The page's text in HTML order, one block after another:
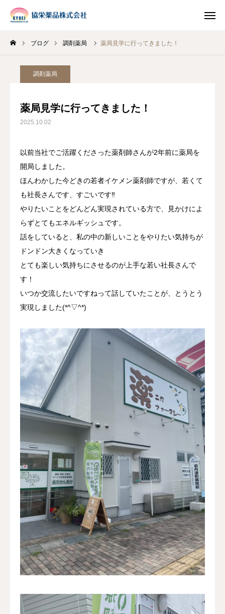
ブログ 調剤薬局 薬局見学に行ってきました！
調剤薬局
薬局見学に行ってきました！
2025.10.02
以前当社でご活躍くださった薬剤師さんが2年前に薬局を
開局しました。
ほんわかした今どきの若者イケメン薬剤師ですが、若くて
も社長さんです、すごいです‼
やりたいことをどんどん実現されている方で、見かけによ
らずとてもエネルギッシュです。
話をしていると、私の中の新しいことをやりたい気持ちが
ドンドン大きくなっていき
とても楽しい気持ちにさせるのが上手な若い社長さんで
す！
いつか交流したいですねって話していたことが、とうとう
実現しました(*^▽^*)
INSTAGRAM
HOME
事業案内
ブログ
お知らせ
お問い合わせ